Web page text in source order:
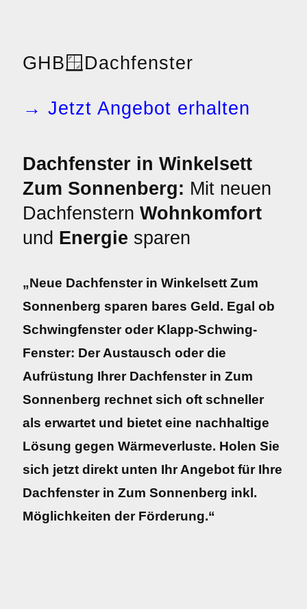
GHB 🪟 Dachfenster
→ Jetzt Angebot erhalten
Dachfenster in Winkelsett
Zum Sonnenberg: Mit neuen
Dachfenstern Wohnkomfort
und Energie sparen
„Neue Dachfenster in Winkelsett Zum
Sonnenberg sparen bares Geld. Egal ob
Schwingfenster oder Klapp-Schwing-
Fenster: Der Austausch oder die
Aufrüstung Ihrer Dachfenster in Zum
Sonnenberg rechnet sich oft schneller
als erwartet und bietet eine nachhaltige
Lösung gegen Wärmeverluste. Holen Sie
sich jetzt direkt unten Ihr Angebot für Ihre
Dachfenster in Zum Sonnenberg inkl.
Möglichkeiten der Förderung.“